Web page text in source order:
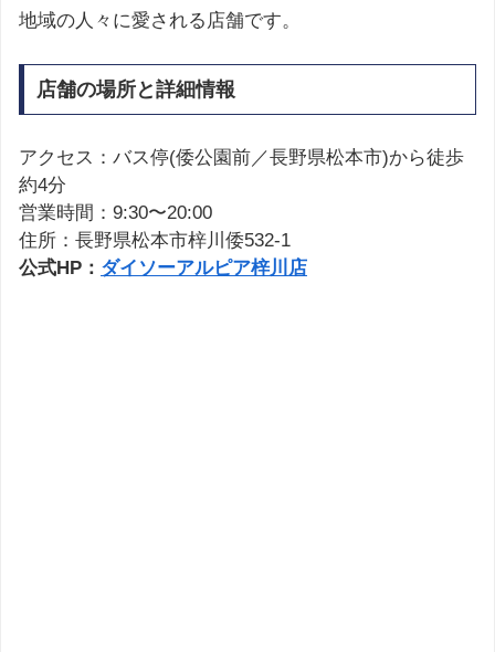
地域の人々に愛される店舗です。
店舗の場所と詳細情報
アクセス：バス停(倭公園前／長野県松本市)から徒歩
約4分
営業時間：9:30〜20:00
住所：長野県松本市梓川倭532-1
公式HP： ダイソーアルピア梓川店